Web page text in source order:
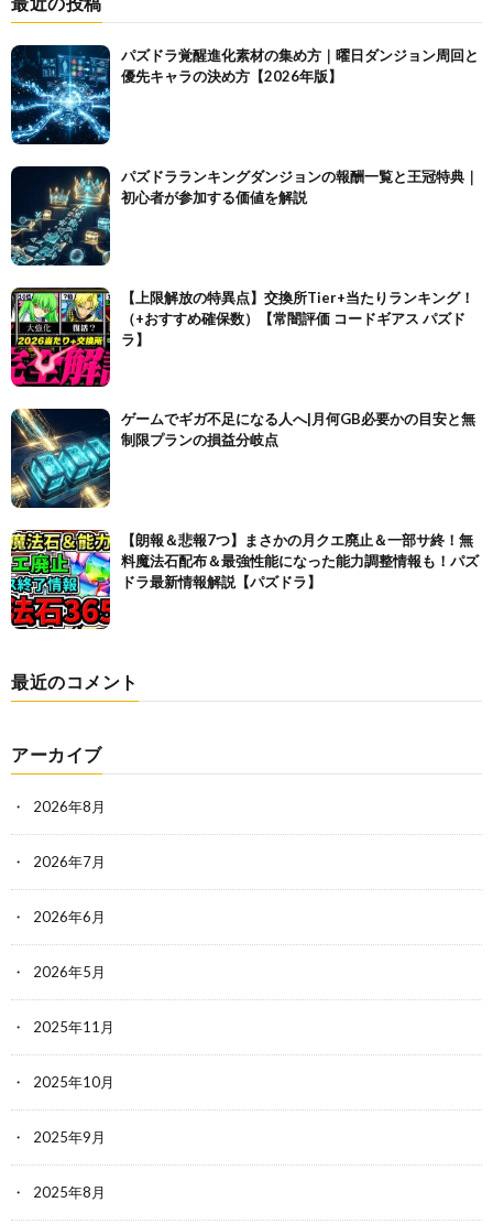
パズドラ覚醒進化素材の集め方｜曜日ダンジョン周回と
優先キャラの決め方【2026年版】
パズドラランキングダンジョンの報酬一覧と王冠特典｜
初心者が参加する価値を解説
【上限解放の特異点】交換所Tier+当たりランキング！
（+おすすめ確保数）【常闇評価 コードギアス パズド
ラ】
ゲームでギガ不足になる人へ|月何GB必要かの目安と無
制限プランの損益分岐点
【朗報＆悲報7つ】まさかの月クエ廃止＆一部サ終！無
料魔法石配布＆最強性能になった能力調整情報も！パズ
ドラ最新情報解説【パズドラ】
最近のコメント
アーカイブ
2026年8月
2026年7月
2026年6月
2026年5月
2025年11月
2025年10月
2025年9月
2025年8月